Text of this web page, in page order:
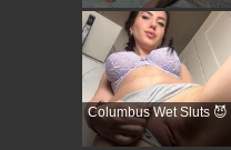
Columbus Wet Sluts 😈